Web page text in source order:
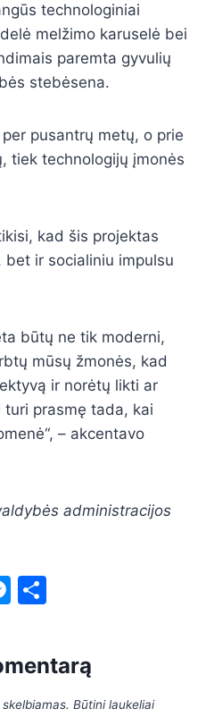
technologiniai
melžimo karuselė bei
paremta gyvulių
stebėsena.
pusantrų metų, o prie
tiek technologijų įmonės
kad šis projektas
ir socialiniu impulsu
būtų ne tik moderni,
mūsų žmonės, kad
ir norėtų likti ar
prasmę tada, kai
– akcentavo
administracijos
M
s
e
e
Būtini laukeliai